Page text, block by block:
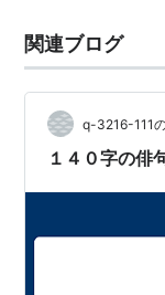
関連ブログ
q-3216-111
１４０字の俳